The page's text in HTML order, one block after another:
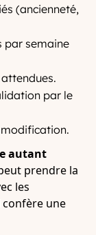
(ancienneté,
par semaine
par le
modification.
autant
prendre la
les
une